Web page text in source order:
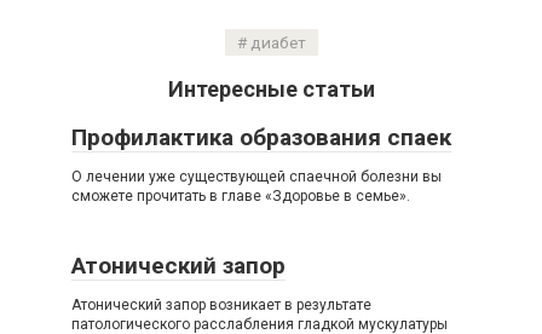
диабет
Интересные статьи
Профилактика образования спаек
О лечении уже существующей спаечной болезни вы
сможете прочитать в главе «Здоровье в семье».
Атонический запор
Атонический запор возникает в результате
патологического расслабления гладкой мускулатуры